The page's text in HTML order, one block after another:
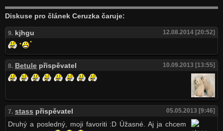
Diskuse pro článek Ceruzka čaruje:
9.kjhgu 12.08.2014 [20:52]
8. Betulepřispěvatel 10.09.2013 [13:55]
7. stass přispěvatel 05.05.2013 [9:46]
Druhý a posledný, moji favoriti :D Úžasné. Aj ja chcem